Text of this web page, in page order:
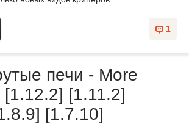
1
печи - More
[1.12.2] [1.11.2]
[1.7.10]